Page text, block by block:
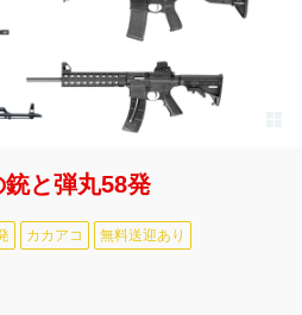
発
と弾丸58発
カカアコ 無料送迎あり